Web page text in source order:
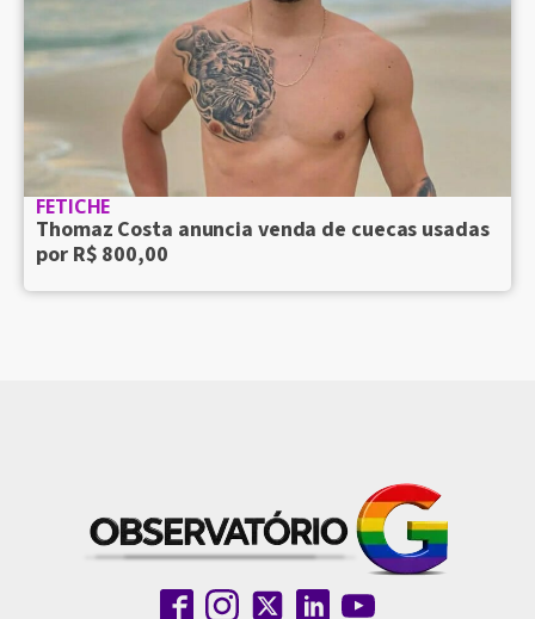
FETICHE
Thomaz Costa anuncia venda de cuecas usadas
por R$ 800,00